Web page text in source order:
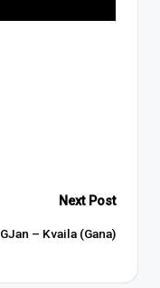
Next Post
GJan – Kvaila (Gana)